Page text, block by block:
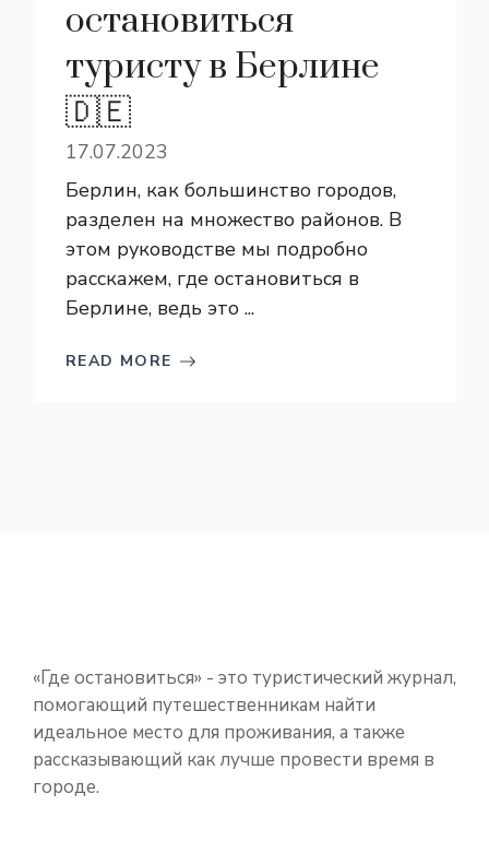
остановиться
туристу в Берлине
🇩🇪
17.07.2023
Берлин, как большинство городов,
разделен на множество районов. В
этом руководстве мы подробно
расскажем, где остановиться в
Берлине, ведь это ...
READ MORE
«‎Где остановиться» - это туристический журнал,
помогающий путешественникам найти
идеальное место для проживания, а также
рассказывающий как лучше провести время в
городе.